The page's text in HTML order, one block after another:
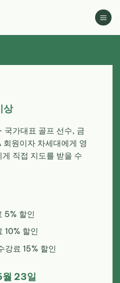
상
국가대표 골프 선수, 금
원이자 차세대에게 영
직접 지도를 받을 수
5% 할인
10% 할인
강료 15% 할인
23일